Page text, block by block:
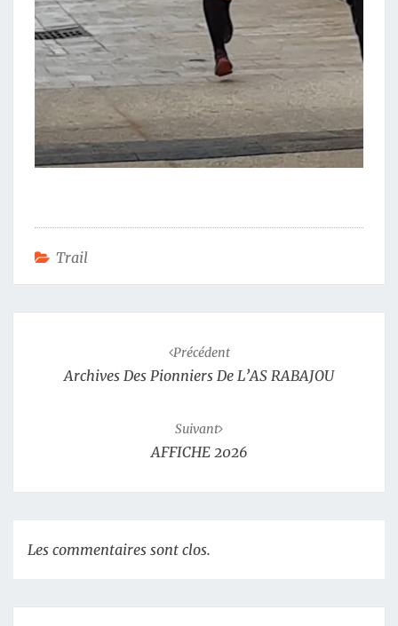
Trail
Précédent
Archives Des Pionniers De L’AS RABAJOU
Suivant
AFFICHE 2026
Les commentaires sont clos.